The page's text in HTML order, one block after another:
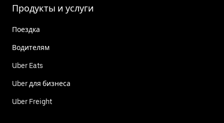
Продукты и услуги
Поездка
Водителям
Uber Eats
Uber для бизнеса
Uber Freight